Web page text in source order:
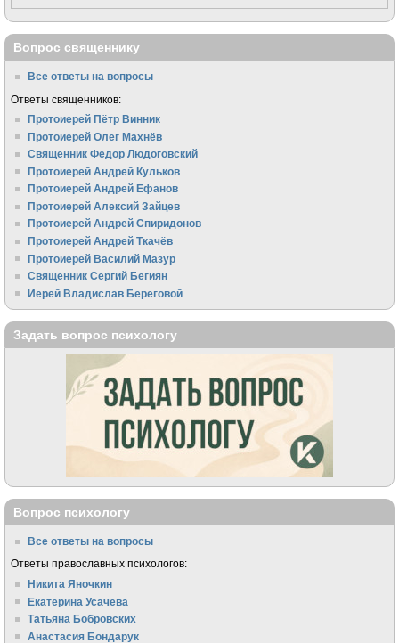
Вопрос священнику
Все ответы на вопросы
Ответы священников:
Протоиерей Пётр Винник
Протоиерей Олег Махнёв
Священник Федор Людоговский
Протоиерей Андрей Кульков
Протоиерей Андрей Ефанов
Протоиерей Алексий Зайцев
Протоиерей Андрей Спиридонов
Протоиерей Андрей Ткачёв
Протоиерей Василий Мазур
Священник Сергий Бегиян
Иерей Владислав Береговой
Задать вопрос психологу
Вопрос психологу
Все ответы на вопросы
Ответы православных психологов:
Никита Яночкин
Екатерина Усачева
Татьяна Бобровских
Анастасия Бондарук